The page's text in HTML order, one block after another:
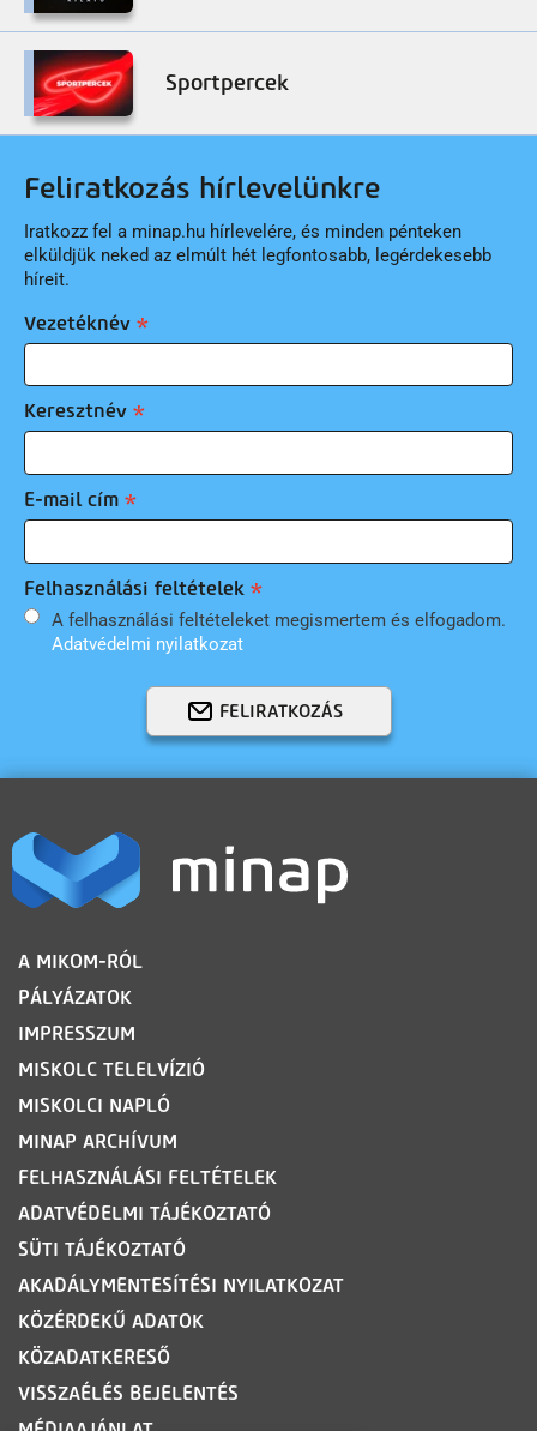
Sportpercek
Feliratkozás hírlevelünkre
Iratkozz fel a minap.hu hírlevelére, és minden pénteken
elküldjük neked az elmúlt hét legfontosabb, legérdekesebb
híreit.
Vezetéknév
Keresztnév
E-mail cím
Felhasználási feltételek
A felhasználási feltételeket megismertem és elfogadom.
Adatvédelmi nyilatkozat
FELIRATKOZÁS
LÁBLÉC
A MIKOM-RÓL
PÁLYÁZATOK
IMPRESSZUM
MISKOLC TELELVÍZIÓ
MISKOLCI NAPLÓ
MINAP ARCHÍVUM
FELHASZNÁLÁSI FELTÉTELEK
ADATVÉDELMI TÁJÉKOZTATÓ
SÜTI TÁJÉKOZTATÓ
AKADÁLYMENTESÍTÉSI NYILATKOZAT
KÖZÉRDEKŰ ADATOK
KÖZADATKERESŐ
VISSZAÉLÉS BEJELENTÉS